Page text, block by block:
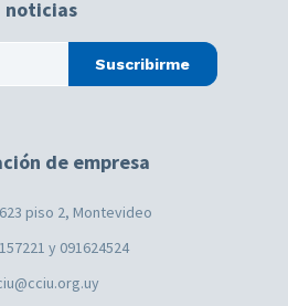
noticias
Suscribirme
de empresa
piso 2, Montevideo
y 091624524